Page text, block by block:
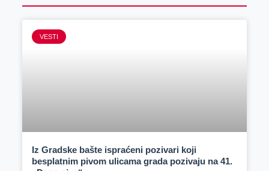
VESTI
Iz Gradske bašte ispraćeni pozivari koji
besplatnim pivom ulicama grada pozivaju na 41.